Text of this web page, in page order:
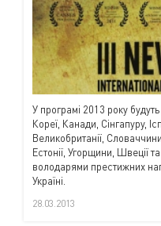
У програмі 2013 року
Кореї, Канади, Сінгапуру,
Великобританії,
Естонії, Угорщини, Швеції
володарями престижних
Україні.
28.03.2013